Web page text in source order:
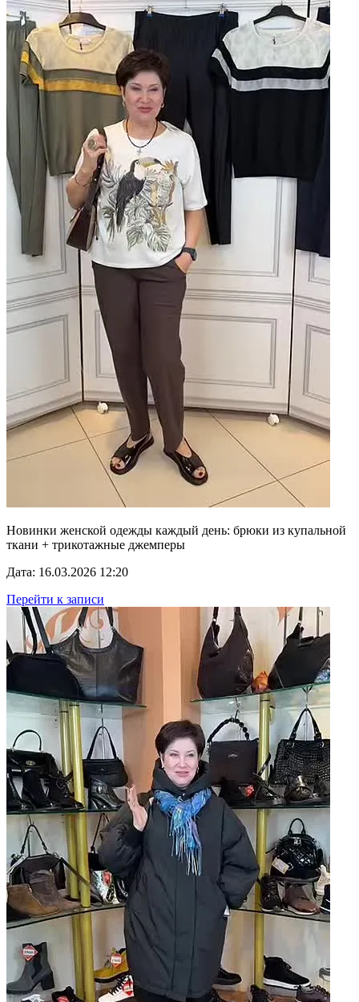
Новинки женской одежды каждый день: брюки из купальной
ткани + трикотажные джемперы
Дата: 16.03.2026 12:20
Перейти к записи